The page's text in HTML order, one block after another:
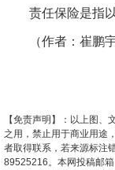
责任保险是指以
（作者：崔鹏宇
【免责声明】：以上图
之用，禁止用于商业用途
者取得联系，若来源标注
89525216。本网投稿邮
千年窑火